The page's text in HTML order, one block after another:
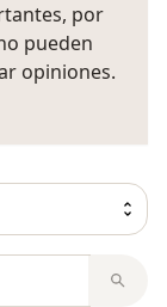
por
pueden
opiniones.